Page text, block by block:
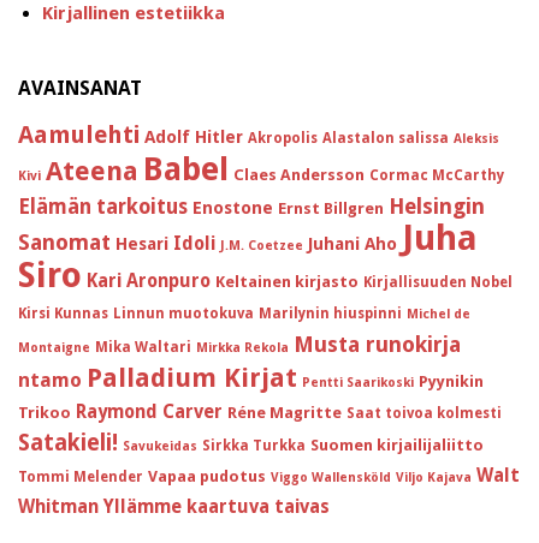
Kirjallinen estetiikka
AVAINSANAT
Aamulehti Adolf Hitler Akropolis Alastalon salissa Aleksis
Kivi Ateena Babel Claes Andersson Cormac McCarthy
Elämän tarkoitus Enostone Ernst Billgren Helsingin
Sanomat Hesari Idoli J.M. Coetzee Juhani Aho Juha
Siro Kari Aronpuro Keltainen kirjasto Kirjallisuuden Nobel
Kirsi Kunnas Linnun muotokuva Marilynin hiuspinni Michel de
Montaigne Mika Waltari Mirkka Rekola Musta runokirja
ntamo Palladium Kirjat Pentti Saarikoski Pyynikin
Trikoo Raymond Carver Réne Magritte Saat toivoa kolmesti
Satakieli! Savukeidas Sirkka Turkka Suomen kirjailijaliitto
Tommi Melender Vapaa pudotus Viggo Wallensköld Viljo Kajava Walt
Whitman Yllämme kaartuva taivas